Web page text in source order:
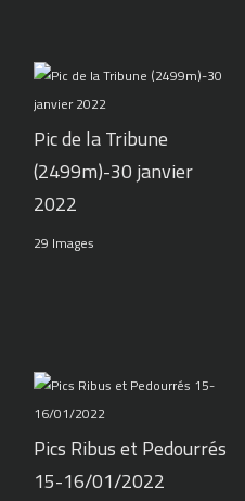
Pic de la Tribune
(2499m)-30 janvier
2022
29 Images
Pics Ribus et Pedourrés
15-16/01/2022